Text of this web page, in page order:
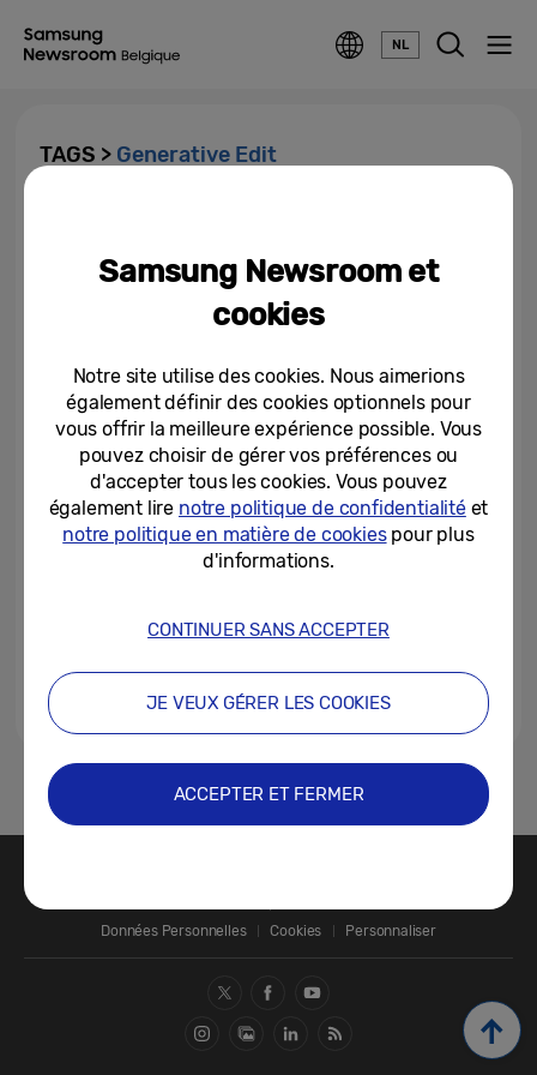
NL
TAGS > Generative Edit
manquent des moments...
26-11-2025
du Galaxy Z Fold7 camera
24-07-2025
1
Données Personnelles
Cookies Personnaliser
Samsung Newsroom et
cookies
Notre site utilise des cookies. Nous aimerions
également définir des cookies optionnels pour
vous offrir la meilleure expérience possible. Vous
pouvez choisir de gérer vos préférences ou
d'accepter tous les cookies. Vous pouvez
également lire notre politique de confidentialitéet
notre politique en matière de cookiespour plus
d'informations.
CONTINUER SANS ACCEPTER
JE VEUX GÉRER LES COOKIES
ACCEPTER ET FERMER